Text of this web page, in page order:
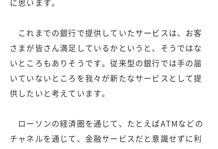
これまでの銀行で提供していたサービスは、お客
さまが皆さん満足しているかというと、そうではな
いところもありそうです。従来型の銀行では手の届
いていないところを我々が新たなサービスとして提
供したいと考えています。
ローソンの経済圏を通じて、たとえばATMなどの
チャネルを通じて、金融サービスだと意識せずに利